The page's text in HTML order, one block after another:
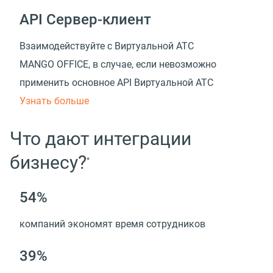
API Сервер-клиент
Взаимодействуйте с Виртуальной АТС
MANGO OFFICE, в случае, если невозможно
применить основное API Виртуальной АТС
Узнать больше
Что дают интеграции
бизнесу?*
54%
компаний экономят время сотрудников
39%